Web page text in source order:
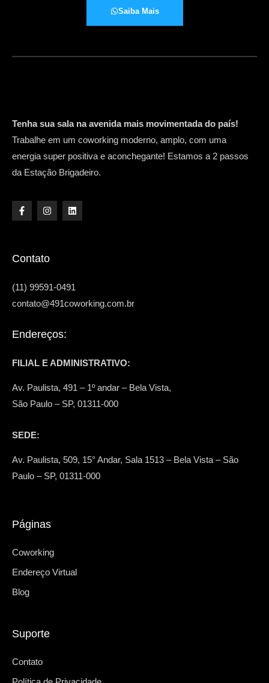
Saiba Mais
Tenha sua sala na avenida mais movimentada do país!
Trabalhe em um coworking moderno, amplo, com uma
energia super positiva e aconchegante! Estamos a 2 passos
da Estação Brigadeiro.
Contato
(11) 99591-0491
contato@491coworking.com.br
Endereços:
FILIAL E ADMINISTRATIVO:
Av. Paulista, 491 – 1º andar – Bela Vista,
São Paulo – SP, 01311-000
SEDE:
Av. Paulista, 509, 15° Andar, Sala 1513 – Bela Vista – São
Paulo – SP, 01311-000
Páginas
Coworking
Endereço Virtual
Blog
Suporte
Contato